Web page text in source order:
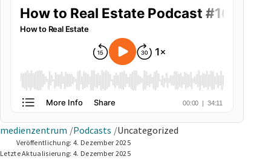
medienzentrum Podcasts Uncategorized
Veröffentlichung: 4. Dezember 2025
Letzte Aktualisierung: 4. Dezember 2025